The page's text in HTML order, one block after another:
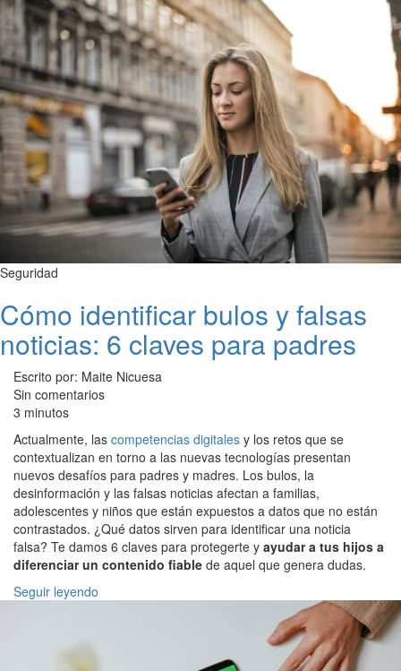
Seguridad
Cómo identificar bulos y falsas
noticias: 6 claves para padres
Escrito por: Maite Nicuesa
Sin comentarios
3 minutos
Actualmente, las competencias digitales y los retos que se
contextualizan en torno a las nuevas tecnologías presentan
nuevos desafíos para padres y madres. Los bulos, la
desinformación y las falsas noticias afectan a familias,
adolescentes y niños que están expuestos a datos que no están
contrastados. ¿Qué datos sirven para identificar una noticia
falsa? Te damos 6 claves para protegerte y ayudar a tus hijos a
diferenciar un contenido fiable de aquel que genera dudas.
Seguir leyendo